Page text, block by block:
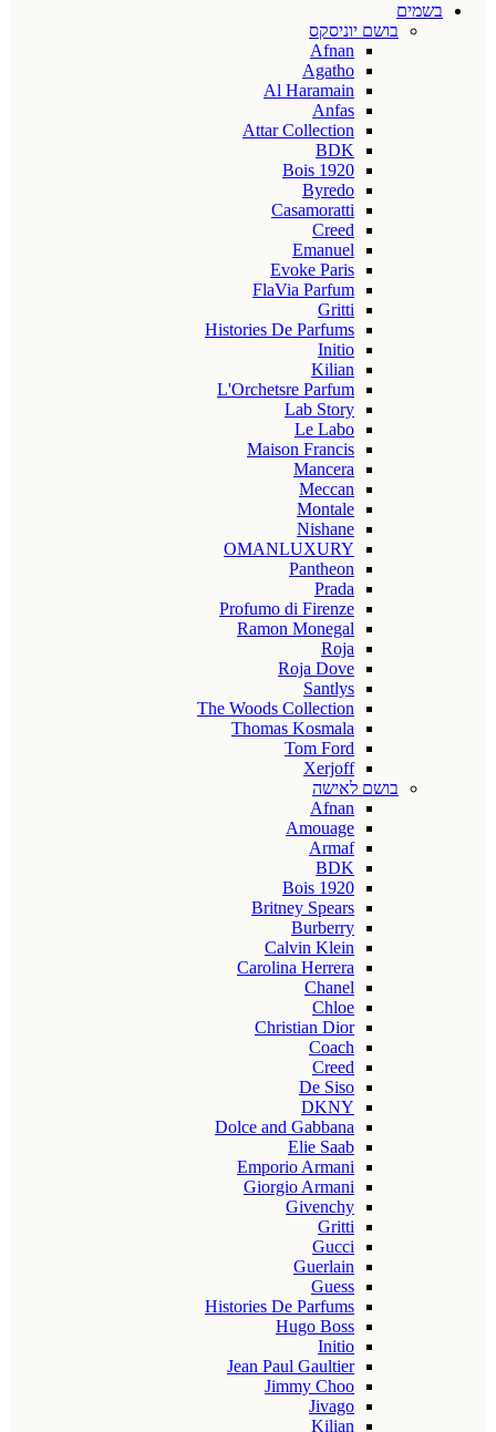
בשמים
בושם יוניסקס
Afnan
Agatho
Al Haramain
Anfas
Attar Collection
BDK
Bois 1920
Byredo
Casamoratti
Creed
Emanuel
Evoke Paris
FlaVia Parfum
Gritti
Histories De Parfums
Initio
Kilian
L'Orchetsre Parfum
Lab Story
Le Labo
Maison Francis
Mancera
Meccan
Montale
Nishane
OMANLUXURY
Pantheon
Prada
Profumo di Firenze
Ramon Monegal
Roja
Roja Dove
Santlys
The Woods Collection
Thomas Kosmala
Tom Ford
Xerjoff
בושם לאישה
Afnan
Amouage
Armaf
BDK
Bois 1920
Britney Spears
Burberry
Calvin Klein
Carolina Herrera
Chanel
Chloe
Christian Dior
Coach
Creed
De Siso
DKNY
Dolce and Gabbana
Elie Saab
Emporio Armani
Giorgio Armani
Givenchy
Gritti
Gucci
Guerlain
Guess
Histories De Parfums
Hugo Boss
Initio
Jean Paul Gaultier
Jimmy Choo
Jivago
Kilian